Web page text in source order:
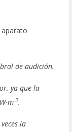
de audición.
ya que la
-2.
la